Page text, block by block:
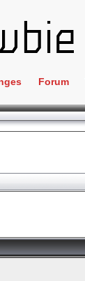
Forum